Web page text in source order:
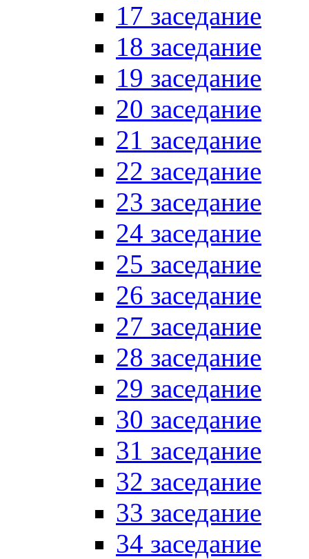
17 заседание
18 заседание
19 заседание
20 заседание
21 заседание
22 заседание
23 заседание
24 заседание
25 заседание
26 заседание
27 заседание
28 заседание
29 заседание
30 заседание
31 заседание
32 заседание
33 заседание
34 заседание